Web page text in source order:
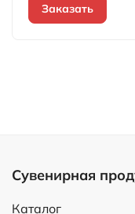
Заказать
Сувенирная
Каталог